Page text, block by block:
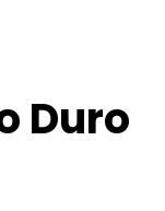
Duro